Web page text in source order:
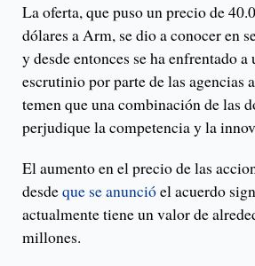
La oferta, que puso un precio de
dólares a Arm, se dio a conocer en
y desde entonces se ha enfrentado a
escrutinio por parte de las agencias
temen que una combinación de las
perjudique la competencia y la
El aumento en el precio de las
desdeque se anuncióel acuerdo
actualmente tiene un valor de
millones.